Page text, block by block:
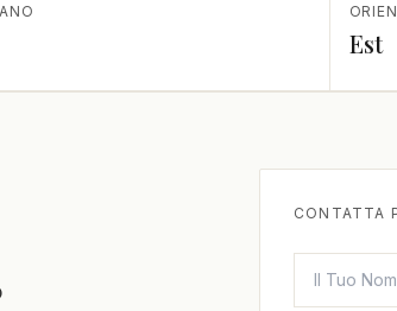
Est
CONTATTA